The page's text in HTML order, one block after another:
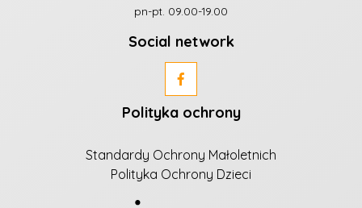
pn-pt. 09.00-19.00
Social network
Polityka ochrony
Standardy Ochrony Małoletnich
Polityka Ochrony Dzieci